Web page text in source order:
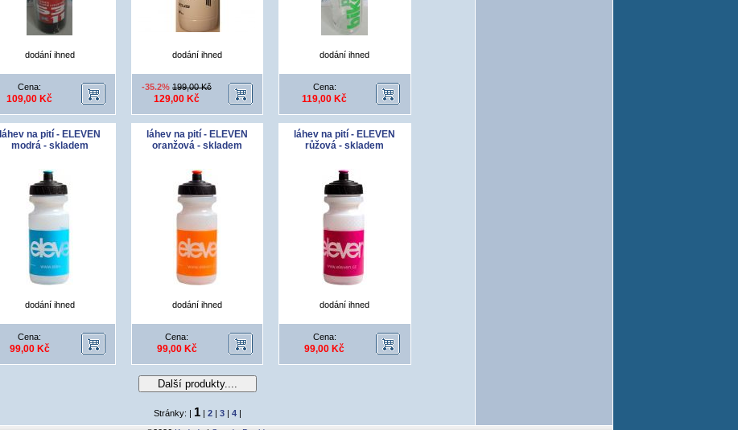
dodání ihned
Cena:
109,00 Kč
dodání ihned
-35.2% 199,00 Kč
129,00 Kč
dodání ihned
Cena:
119,00 Kč
láhev na pití - ELEVEN
modrá - skladem
dodání ihned
Cena:
99,00 Kč
láhev na pití - ELEVEN
oranžová - skladem
dodání ihned
Cena:
99,00 Kč
láhev na pití - ELEVEN
růžová - skladem
dodání ihned
Cena:
99,00 Kč
Další produkty....
Stránky: | 1| 2| 3| 4|